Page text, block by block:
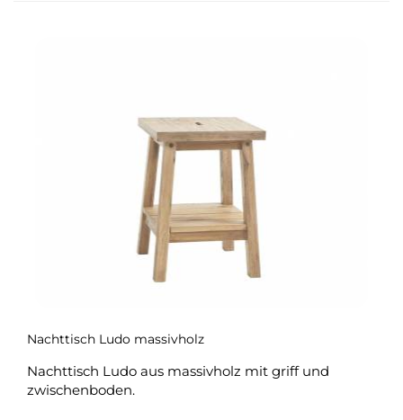
Nachttisch Ludo massivholz
Nachttisch Ludo aus massivholz mit griff und
zwischenboden.